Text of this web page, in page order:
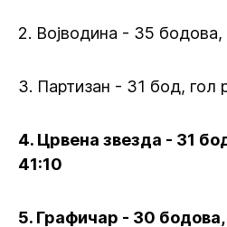
2. Војводина - 35 бодова,
3. Партизан - 31 бод, гол
4. Црвена звезда - 31
41:10
5. Графичар - 30